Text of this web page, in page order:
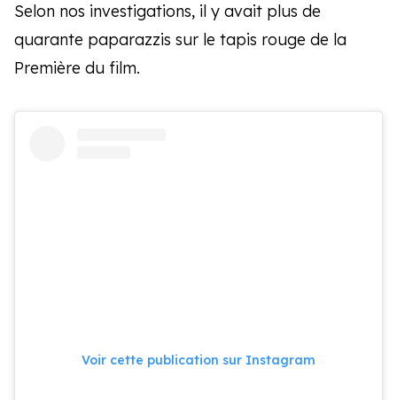
Selon nos investigations, il y avait plus de
quarante paparazzis sur le tapis rouge de la
Première du film.
Voir cette publication sur Instagram